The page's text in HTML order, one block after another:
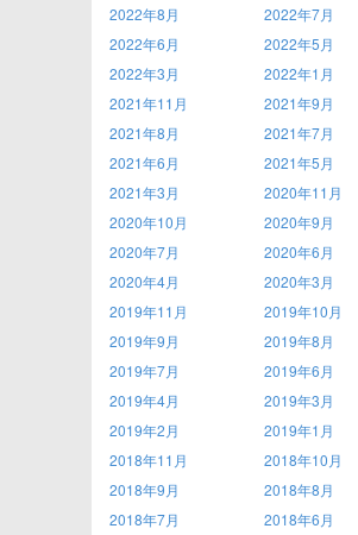
2022年8月
2022年7月
2022年6月
2022年5月
2022年3月
2022年1月
2021年11月
2021年9月
2021年8月
2021年7月
2021年6月
2021年5月
2021年3月
2020年11月
2020年10月
2020年9月
2020年7月
2020年6月
2020年4月
2020年3月
2019年11月
2019年10月
2019年9月
2019年8月
2019年7月
2019年6月
2019年4月
2019年3月
2019年2月
2019年1月
2018年11月
2018年10月
2018年9月
2018年8月
2018年7月
2018年6月